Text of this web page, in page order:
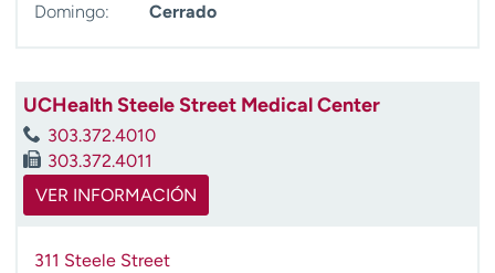
Domingo:
Cerrado
UCHealth Steele Street Medical Center
303.372.4010
303.372.4011
VER INFORMACIÓN
311 Steele Street